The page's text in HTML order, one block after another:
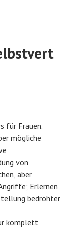
für Frauen.
mögliche
von
aber
Erlernen
bedrohter
komplett